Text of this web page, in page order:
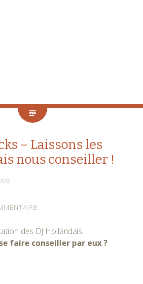
– Laissons les
nous conseiller !
des DJ Hollandais…
faire conseiller par eux ?